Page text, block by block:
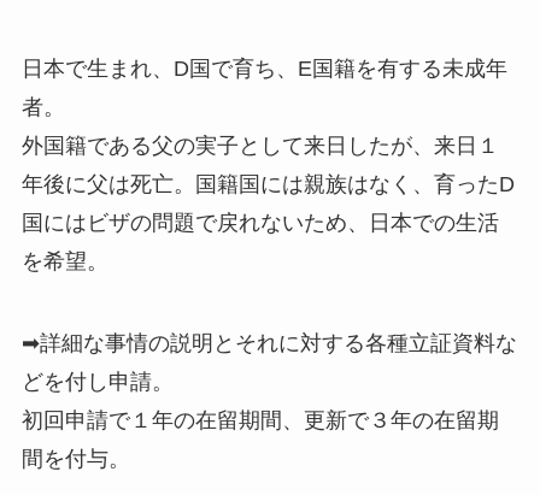
日本で生まれ、D国で育ち、E国籍を有する未成年
者。
外国籍である父の実子として来日したが、来日１
年後に父は死亡。国籍国には親族はなく、育ったD
国にはビザの問題で戻れないため、日本での生活
を希望。
➡詳細な事情の説明とそれに対する各種立証資料な
どを付し申請。
初回申請で１年の在留期間、更新で３年の在留期
間を付与。